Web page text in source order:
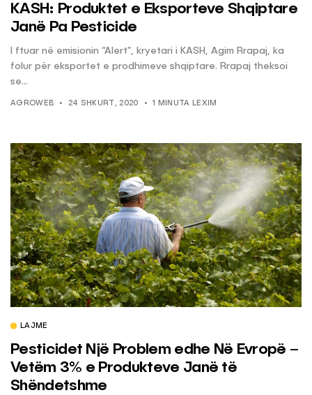
KASH: Produktet e Eksporteve Shqiptare
Janë Pa Pesticide
I ftuar në emisionin “Alert”, kryetari i KASH, Agim Rrapaj, ka
folur për eksportet e prodhimeve shqiptare. Rrapaj theksoi
se...
AGROWEB 24 SHKURT, 2020 1 MINUTA LEXIM
LAJME
Pesticidet Një Problem edhe Në Evropë –
Vetëm 3% e Produkteve Janë të
Shëndetshme